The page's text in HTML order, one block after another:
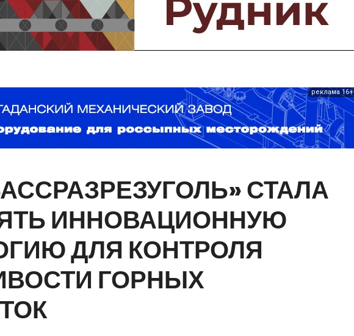
Предприятия и компании
Интервью
Выставки, Конференции
реклама 16+
СТАЛА
ИННОВАЦИОННУЮ
ДЛЯ КОНТРОЛЯ
ГОРНЫХ